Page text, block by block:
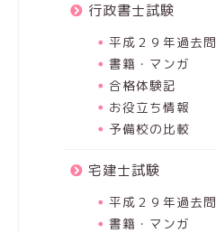
行政書士試験
平成２９年過去問
書籍・マンガ
合格体験記
お役立ち情報
予備校の比較
宅建士試験
平成２９年過去問
書籍・マンガ